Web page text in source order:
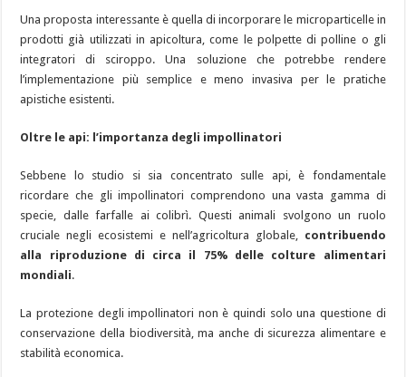
Una proposta interessante è quella di incorporare le microparticelle in
prodotti già utilizzati in apicoltura, come le polpette di polline o gli
integratori di sciroppo. Una soluzione che potrebbe rendere
l’implementazione più semplice e meno invasiva per le pratiche
apistiche esistenti.
Oltre le api: l’importanza degli impollinatori
Sebbene lo studio si sia concentrato sulle api, è fondamentale
ricordare che gli impollinatori comprendono una vasta gamma di
specie, dalle farfalle ai colibrì. Questi animali svolgono un ruolo
cruciale negli ecosistemi e nell’agricoltura globale, contribuendo
alla riproduzione di circa il 75% delle colture alimentari
mondiali.
La protezione degli impollinatori non è quindi solo una questione di
conservazione della biodiversità, ma anche di sicurezza alimentare e
stabilità economica.